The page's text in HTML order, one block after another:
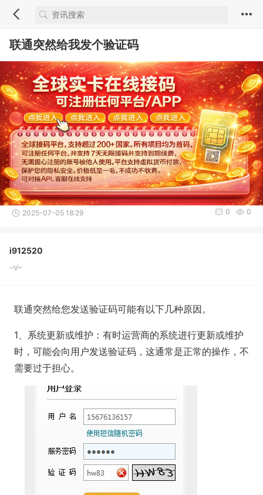
联通突然给我发个验证码
2025-07-05 18:29 0
0
i912520
~V~
联通突然给您发送验证码可能有以下几种原因。
1、系统更新或维护：有时运营商的系统进行更新或维护
时，可能会向用户发送验证码，这通常是正常的操作，不
需要过于担心。